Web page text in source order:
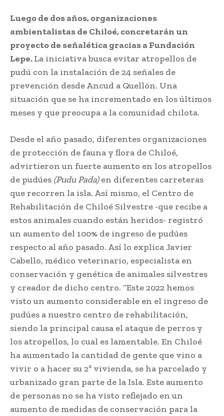
Luego de dos años, organizaciones
ambientalistas de Chiloé, concretarán un
proyecto de señalética gracias a Fundación
Lepe.La iniciativa busca evitar atropellos de
pudú con la instalación de 24 señales de
prevención desde Ancud a Quellón. Una
situación que se ha incrementado en los últimos
meses y que preocupa a la comunidad chilota.
Desde el año pasado, diferentes organizaciones
de protección de fauna y flora de Chiloé,
advirtieron un fuerte aumento en los atropellos
de pudúes (Pudu Pada)en diferentes carreteras
que recorren la isla. Así mismo, el Centro de
Rehabilitación de Chiloé Silvestre -que recibe a
estos animales cuando están heridos- registró
un aumento del 100% de ingreso de pudúes
respecto al año pasado. Así lo explica Javier
Cabello, médico veterinario, especialista en
conservación y genética de animales silvestres
y creador de dicho centro. “Este 2022 hemos
visto un aumento considerable en el ingreso de
pudúes a nuestro centro de rehabilitación,
siendo la principal causa el ataque de perros y
los atropellos, lo cual es lamentable. En Chiloé
ha aumentado la cantidad de gente que vino a
vivir o a hacer su 2ª vivienda, se ha parcelado y
urbanizado gran parte de la Isla. Este aumento
de personas no se ha visto reflejado en un
aumento de medidas de conservación para la